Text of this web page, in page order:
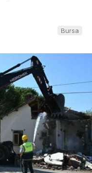
Bursa